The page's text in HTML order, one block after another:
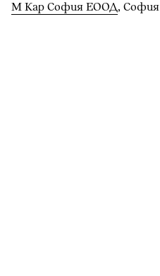
М Кар София ЕООД, София